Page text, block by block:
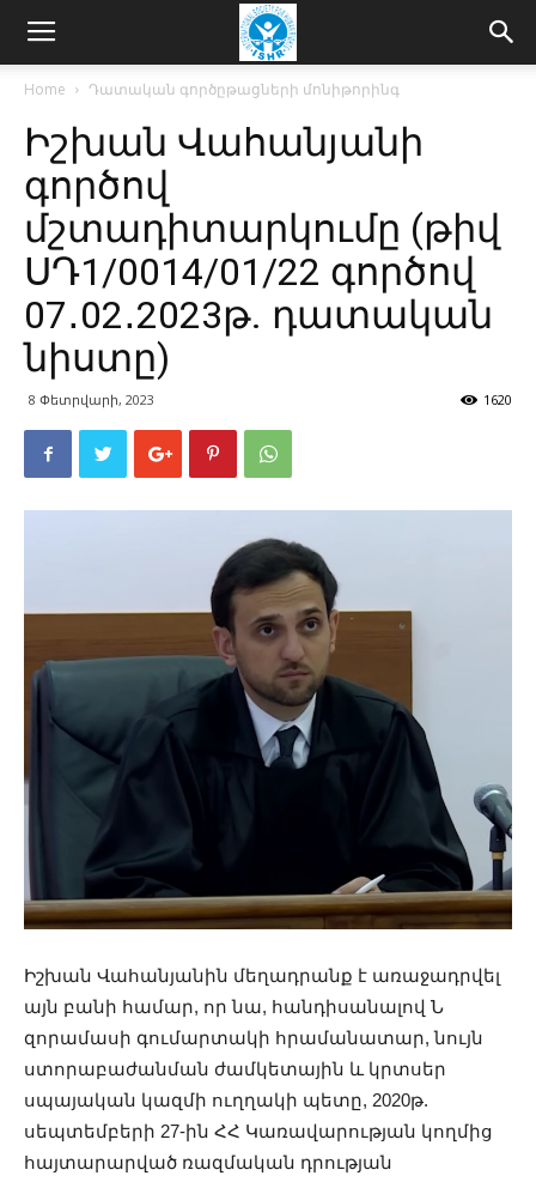
Home Դատական գործըթացների մոնիթորինգ
Իշխան Վահանյանի
գործով
մշտադիտարկումը (թիվ
ՍԴ1/0014/01/22 գործով
07․02․2023թ. դատական
նիստը)
8 Փետրվարի, 2023 1620
Իշխան Վահանյանին մեղադրանք է առաջադրվել
այն բանի համար, որ նա, հանդիսանալով Ն
զորամասի գումարտակի հրամանատար, նույն
ստորաբաժանման ժամկետային և կրտսեր
սպայական կազմի ուղղակի պետը, 2020թ.
սեպտեմբերի 27-ին ՀՀ Կառավարության կողմից
հայտարարված ռազմական դրության